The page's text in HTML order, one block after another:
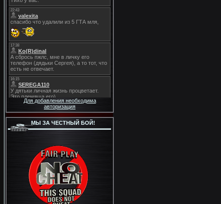
Для добавления необходима
авторизация
МЫ ЗА ЧЕСТНЫЙ БОЙ!